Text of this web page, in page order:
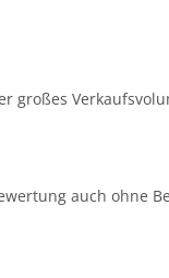
großes
auch ohne